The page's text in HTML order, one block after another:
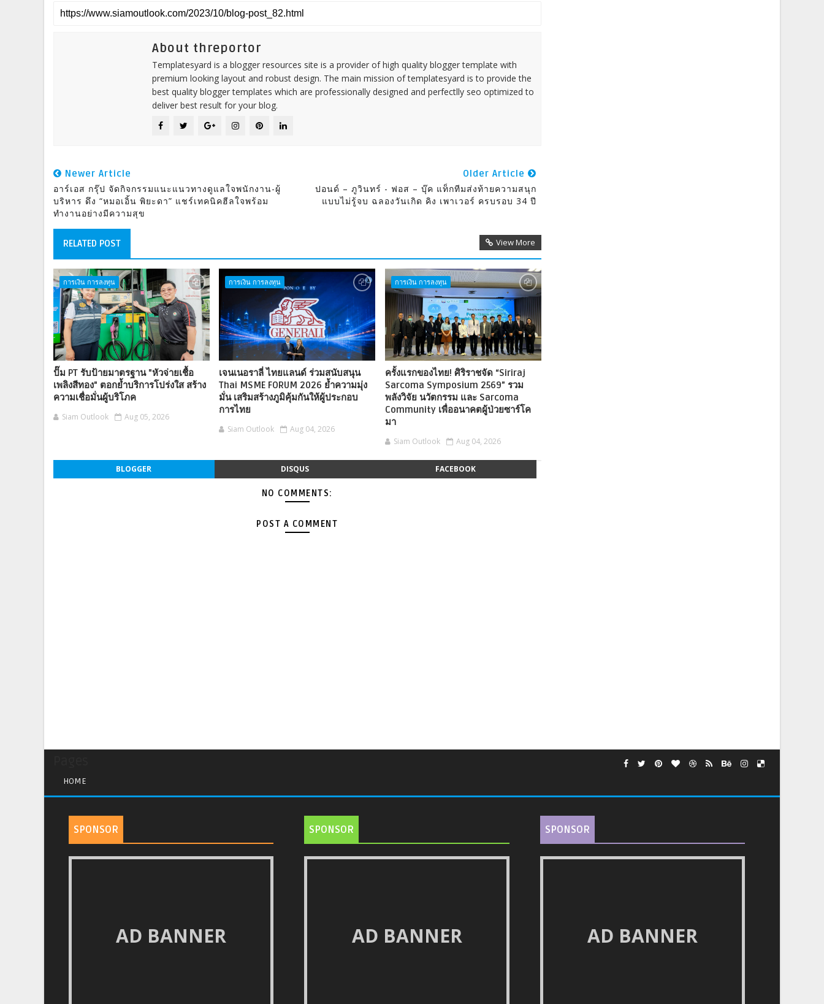
About threportor
Templatesyard is a blogger resources site is a provider of high quality blogger template with
premium looking layout and robust design. The main mission of templatesyard is to provide the
best quality blogger templates which are professionally designed and perfectlly seo optimized to
deliver best result for your blog.
Newer Article
อาร์เอส กรุ๊ป จัดกิจกรรมแนะแนวทางดูแลใจพนักงาน-ผู้
บริหาร ดึง “หมอเอิ้น พิยะดา” แชร์เทคนิคฮีลใจพร้อม
ทำงานอย่างมีความสุข
Older Article
ปอนด์ – ภูวินทร์ - ฟอส – บุ๊ค แท็กทีมส่งท้ายความสนุก
แบบไม่รู้จบ ฉลองวันเกิด คิง เพาเวอร์ ครบรอบ 34 ปี
RELATED POST View More
การเงิน การลงทุน
ปั๊ม PT รับป้ายมาตรฐาน "หัวจ่ายเชื้อ
เพลิงสีทอง" ตอกย้ำบริการโปร่งใส สร้าง
ความเชื่อมั่นผู้บริโภค
Siam Outlook Aug 05, 2026
การเงิน การลงทุน
เจนเนอราลี่ ไทยแลนด์ ร่วมสนับสนุน
Thai MSME FORUM 2026 ย้ำความมุ่ง
มั่น เสริมสร้างภูมิคุ้มกันให้ผู้ประกอบ
การไทย
Siam Outlook Aug 04, 2026
การเงิน การลงทุน
ครั้งแรกของไทย! ศิริราชจัด “Siriraj
Sarcoma Symposium 2569” รวม
พลังวิจัย นวัตกรรม และ Sarcoma
Community เพื่ออนาคตผู้ป่วยซาร์โค
มา
Siam Outlook Aug 04, 2026
BLOGGER DISQUS FACEBOOK
NO COMMENTS:
POST A COMMENT
HOME
SPONSOR
AD BANNER
SPONSOR
AD BANNER
SPONSOR
AD BANNER